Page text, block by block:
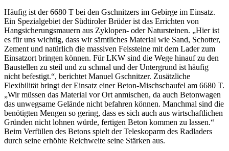
Häufig ist der 6680 T bei den Gschnitzers im Gebirge im Einsatz.
Ein Spezialgebiet der Südtiroler Brüder ist das Errichten von
Hangsicherungsmauern aus Zyklopen- oder Natursteinen. „Hier ist
es für uns wichtig, dass wir sämtliches Material wie Sand, Schotter,
Zement und natürlich die massiven Felssteine mit dem Lader zum
Einsatzort bringen können. Für LKW sind die Wege hinauf zu den
Baustellen zu steil und zu schmal und der Untergrund ist häufig
nicht befestigt.“, berichtet Manuel Gschnitzer. Zusätzliche
Flexibilität bringt der Einsatz einer Beton-Mischschaufel am 6680 T.
„Wir müssen das Material vor Ort anmischen, da auch Betonwagen
das unwegsame Gelände nicht befahren können. Manchmal sind die
benötigten Mengen so gering, dass es sich auch aus wirtschaftlichen
Gründen nicht lohnen würde, fertigen Beton kommen zu lassen.“
Beim Verfüllen des Betons spielt der Teleskoparm des Radladers
durch seine erhöhte Reichweite seine Stärken aus.